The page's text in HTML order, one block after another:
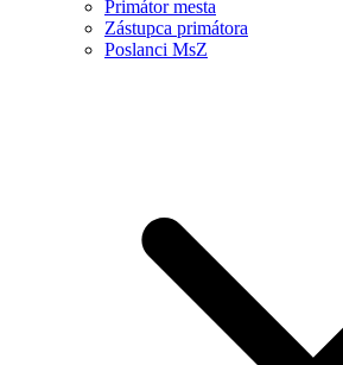
Primátor mesta
Zástupca primátora
Poslanci MsZ